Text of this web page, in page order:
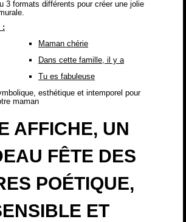
3 formats différents pour créer une jolie
:
Maman chérie
Dans cette famille, il y a
Tu es fabuleuse
esthétique et intemporel pour
maman
AFFICHE, UN
FÊTE DES
POÉTIQUE,
ET